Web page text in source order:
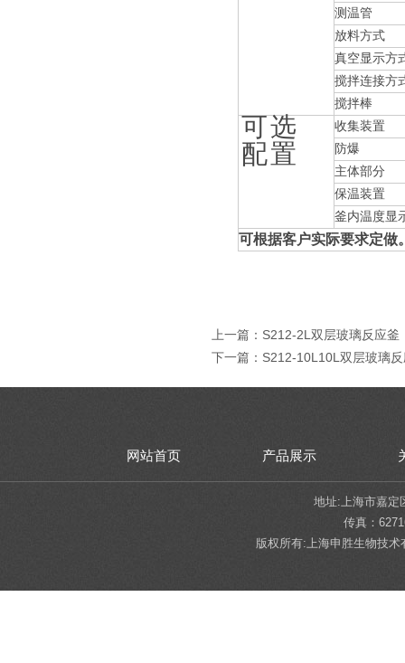
测温管
放料方式
真空显示方
搅拌连接方
搅拌棒
可选
配置
收集装置
防爆
主体部分
保温装置
釜内温度显
可根据客户实际要求定做
上一篇： S212-2L双层玻璃反应釜
下一篇： S212-10L10L双层玻璃
网站首页 产品展示
地址:上海市嘉定
传真：
版权所有:上海申胜生物技